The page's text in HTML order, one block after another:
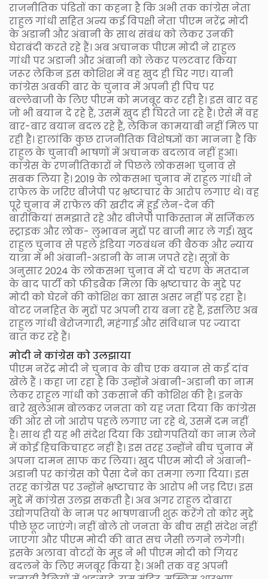
राजनीतिक पंडितों का कहना है कि अभी तक कांग्रेस नेता
राहुल गांधी सहित अन्य कई विपक्षी नेता पीएम नरेंद्र मोदी
के अडानी और अंबानी के साथ संबंध को लेकर उनकी
घेराबंदी करते रहे हैं। अब अचानक पीएम मोदी ने राहुल
गांधी पर अडानी और अंबानी को लेकर पलटवार किया
जरूर लेकिन इस कोशिश में वह खुद ही घिर गए। यानी
कांग्रेस अबकी बार के चुनाव में अपनी ही पिच पर
बल्लेबाजी के लिए पीएम को मजबूर कर रही है। इस बार वह
जो भी बयान दे रहे हैं, उसमें खुद ही घिरते जा रहे हैं। ऐसे में वह
बार-बार बयान बदल रहे हैं, लेकिन कामयाबी नहीं मिल पा
रही है। हालांकि कुछ राजनीतिक विशेषज्ञों का मानना है कि
राहुल के चुनावी भाषणों में अचानक बदलाव नहीं हुआ।
कांग्रेस के रणनीतिकारों ने पिछले लोकसभा चुनाव से
सबक लिया है। 2019 के लोकसभा चुनाव में राहुल गांधी ने
राफेल के जरिए बीजेपी पर भ्रष्टाचार के आरोप लगाए थे। वह
पूरे चुनाव में राफेल की खरीद में हुई लेन-देन की
बारीकियां समझाते रहे और बीजेपी पाकिस्तान में सर्जिकल
स्ट्राइक और लोक- लुभावन मुद्दों पर बाजी मार ले गई। खुद
राहुल चुनाव से पहले इंडिया गठबंधन की बैठक और न्याय
यात्रा में भी अंबानी-अडानी के नाम जपते रहे। सूत्रों के
अनुसार 2024 के लोकसभा चुनाव में दो चरण के मतदान
के बाद पार्टी को फीडबैक मिला कि भ्रष्टाचार के मुद्दे पर
मोदी को घेरने की कोशिश का खास असर नहीं पड़ रहा है।
वोटर जनहित के मुद्दों पर अपनी राय बना रहे हैं, इसलिए अब
राहुल गांधी बेरोजगारी, महंगाई और संविधान पर ज्यादा
बात कर रहे हैं।
मोदी ने कांग्रेस को उलझाया
पीएम नरेंद्र मोदी ने चुनाव के बीच एक बयान से कई दांव
खेले हैं । कहा जा रहा है कि उन्होंने अंबानी-अडानी का नाम
लेकर राहुल गांधी को उकसाने की कोशिश की है। इनके
बारे खुलेआम बोलकर जनता को यह जता दिया कि कांग्रेस
की ओर से जो आरोप पहले लगाए जा रहे थे, उसमें दम नहीं
है। साथ ही यह भी संदेश दिया कि उद्योगपतियों का नाम लेने
में कोई हिचकिचाहट नहीं है। इस तरह उन्होंने बीच चुनाव में
अपना दामन साफ कर लिया। खुद पीएम मोदी ने अंबानी-
अडानी पर कांग्रेस को पैसा देने का तमगा लगा दिया। इस
तरह कांग्रेस पर उन्होंने भ्रष्टाचार के आरोप भी जड़ दिए। इस
मुद्दे में कांग्रेस उलझ सकती है। अब अगर राहुल दोबारा
उद्योगपतियों के नाम पर भाषणबाजी शुरू करेंगे तो कोर मुद्दे
पीछे छूट जाएंगे। नहीं बोले तो जनता के बीच सही संदेश नहीं
जाएगा और पीएम मोदी की बात सच जैसी लगने लगेगी।
इसके अलावा वोटरों के मूड ने भी पीएम मोदी को गियर
बदलने के लिए मजबूर किया है। अभी तक वह अपनी